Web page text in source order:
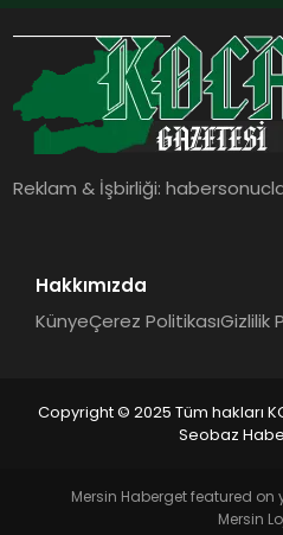
Reklam & İşbirliği:
Hakkımızda
KünyeÇerez PolitikasıGizlilik
Copyright © 2025 Tüm hakları
Seobaz
Mersin Haberget featured on
Mersin